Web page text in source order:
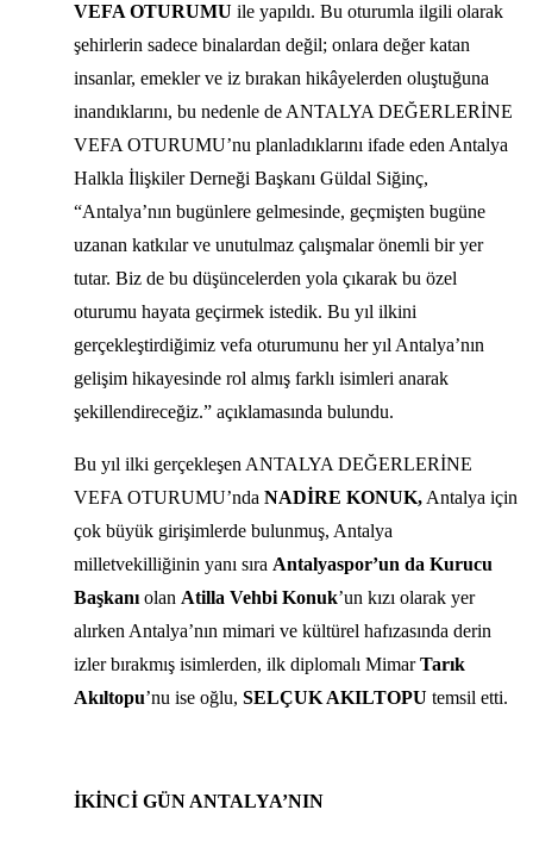
VEFA OTURUMU ile yapıldı. Bu oturumla ilgili olarak
şehirlerin sadece binalardan değil; onlara değer katan
insanlar, emekler ve iz bırakan hikâyelerden oluştuğuna
inandıklarını, bu nedenle de ANTALYA DEĞERLERİNE
VEFA OTURUMU’nu planladıklarını ifade eden Antalya
Halkla İlişkiler Derneği Başkanı Güldal Siğinç,
“Antalya’nın bugünlere gelmesinde, geçmişten bugüne
uzanan katkılar ve unutulmaz çalışmalar önemli bir yer
tutar. Biz de bu düşüncelerden yola çıkarak bu özel
oturumu hayata geçirmek istedik. Bu yıl ilkini
gerçekleştirdiğimiz vefa oturumunu her yıl Antalya’nın
gelişim hikayesinde rol almış farklı isimleri anarak
şekillendireceğiz.” açıklamasında bulundu.
Bu yıl ilki gerçekleşen ANTALYA DEĞERLERİNE
VEFA OTURUMU’nda NADİRE KONUK, Antalya için
çok büyük girişimlerde bulunmuş, Antalya
milletvekilliğinin yanı sıra Antalyaspor’un da Kurucu
Başkanı olan Atilla Vehbi Konuk’un kızı olarak yer
alırken Antalya’nın mimari ve kültürel hafızasında derin
izler bırakmış isimlerden, ilk diplomalı MimarTarık
Akıltopu’nu ise oğlu, SELÇUK AKILTOPU temsil etti.
İKİNCİ GÜN ANTALYA’NIN